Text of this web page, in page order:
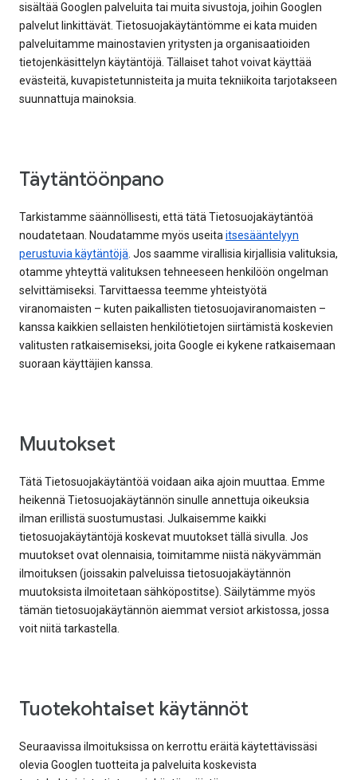
sisältää Googlen palveluita tai muita sivustoja, joihin Googlen
palvelut linkittävät. Tietosuojakäytäntömme ei kata muiden
palveluitamme mainostavien yritysten ja organisaatioiden
tietojenkäsittelyn käytäntöjä. Tällaiset tahot voivat käyttää
evästeitä, kuvapistetunnisteita ja muita tekniikoita tarjotakseen
suunnattuja mainoksia.
Täytäntöönpano
Tarkistamme säännöllisesti, että tätä Tietosuojakäytäntöä
noudatetaan. Noudatamme myös useitaitsesääntelyyn
perustuvia käytäntöjä. Jos saamme virallisia kirjallisia valituksia,
otamme yhteyttä valituksen tehneeseen henkilöön ongelman
selvittämiseksi. Tarvittaessa teemme yhteistyötä
viranomaisten – kuten paikallisten tietosuojaviranomaisten –
kanssa kaikkien sellaisten henkilötietojen siirtämistä koskevien
valitusten ratkaisemiseksi, joita Google ei kykene ratkaisemaan
suoraan käyttäjien kanssa.
Muutokset
Tätä Tietosuojakäytäntöä voidaan aika ajoin muuttaa. Emme
heikennä Tietosuojakäytännön sinulle annettuja oikeuksia
ilman erillistä suostumustasi. Julkaisemme kaikki
tietosuojakäytäntöjä koskevat muutokset tällä sivulla. Jos
muutokset ovat olennaisia, toimitamme niistä näkyvämmän
ilmoituksen (joissakin palveluissa tietosuojakäytännön
muutoksista ilmoitetaan sähköpostitse). Säilytämme myös
tämän tietosuojakäytännön aiemmat versiot arkistossa, jossa
voit niitä tarkastella.
Tuotekohtaiset käytännöt
Seuraavissa ilmoituksissa on kerrottu eräitä käytettävissäsi
olevia Googlen tuotteita ja palveluita koskevista